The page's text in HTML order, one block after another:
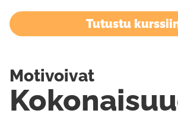
Tutustu
Motivoivat